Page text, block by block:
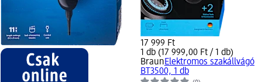
17 999 Ft
1 db (17 999,00 Ft / 1 db)
BraunElektromos szakállvágó
BT3500, 1 db